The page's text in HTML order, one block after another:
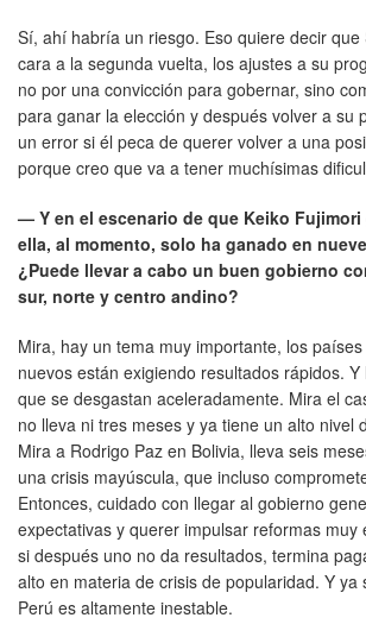
Sí, ahí habría un riesgo. Eso quiere decir que
cara a la segunda vuelta, los ajustes a su
no por una convicción para gobernar, sino
para ganar la elección y después volver a su
un error si él peca de querer volver a una
porque creo que va a tener muchísimas
— Y en el escenario de que Keiko
ella, al momento, solo ha ganado en
¿Puede llevar a cabo un buen gobierno
sur, norte y centro andino?
Mira, hay un tema muy importante, los
nuevos están exigiendo resultados rápidos.
que se desgastan aceleradamente. Mira el
no lleva ni tres meses y ya tiene un alto nivel
Mira a Rodrigo Paz en Bolivia, lleva seis
una crisis mayúscula, que incluso
Entonces, cuidado con llegar al gobierno
expectativas y querer impulsar reformas muy
si después uno no da resultados, termina
alto en materia de crisis de popularidad. Y ya
Perú es altamente inestable.